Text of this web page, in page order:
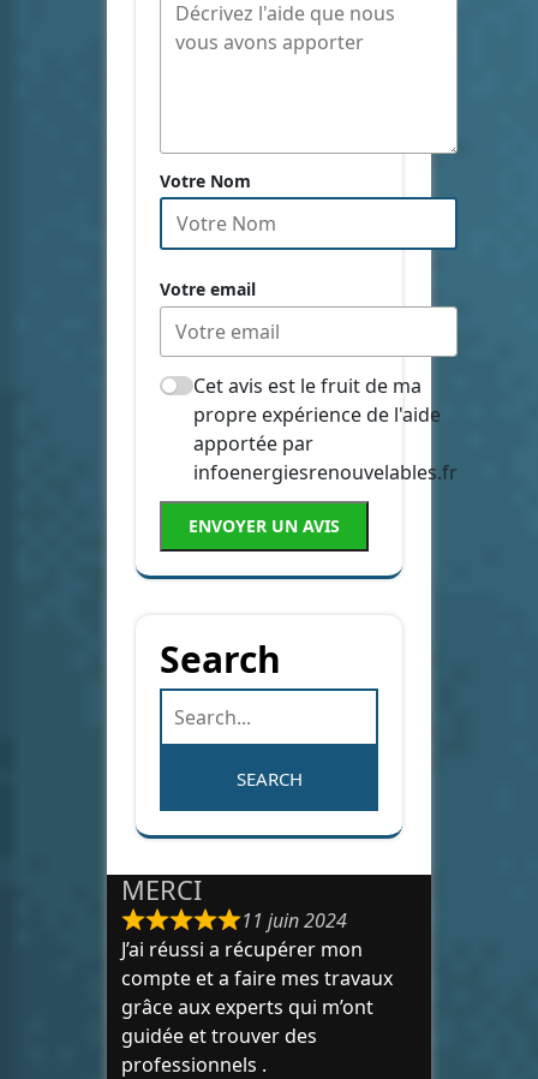
Votre Nom
Votre email
Cet avis est le fruit de ma
propre expérience de l'aide
apportée par
infoenergiesrenouvelables.fr
ENVOYER UN AVIS
Search
MERCI
11 juin 2024
J’ai réussi a récupérer mon
compte et a faire mes travaux
grâce aux experts qui m’ont
guidée et trouver des
professionnels .